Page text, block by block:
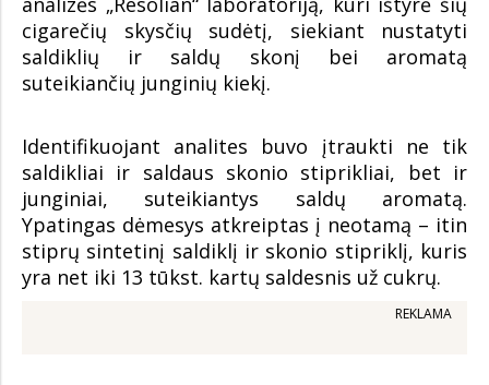
cigarečių skysčių sudėtį, siekiant nustatyti
saldiklių ir saldų skonį bei aromatą
suteikiančių junginių kiekį.
Identifikuojant analites buvo įtraukti ne tik
saldikliai ir saldaus skonio stiprikliai, bet ir
junginiai, suteikiantys saldų aromatą.
Ypatingas dėmesys atkreiptas į neotamą – itin
stiprų sintetinį saldiklį ir skonio stipriklį, kuris
yra net iki 13 tūkst. kartų saldesnis už cukrų.
REKLAMA